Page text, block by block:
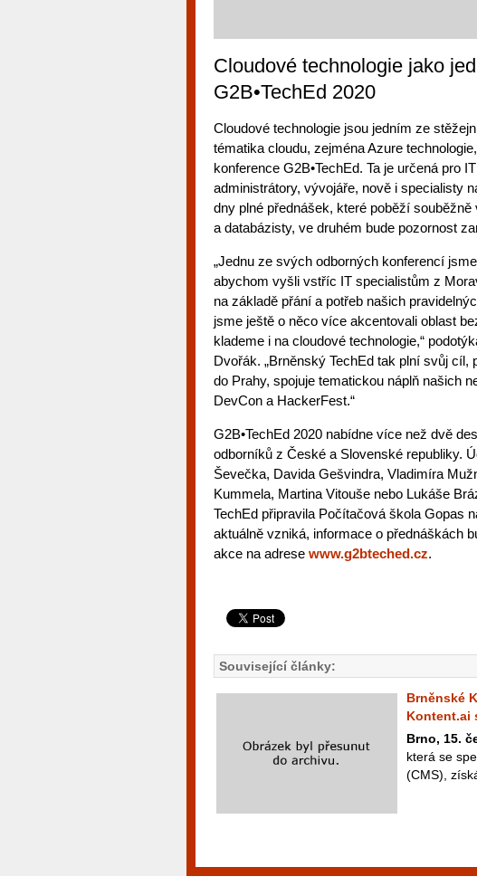
Cloudové technologie jako
G2B•TechEd 2020
Cloudové technologie jsou jedním ze
tématika cloudu, zejména Azure
konference G2B•TechEd. Ta je určená pro
administrátory, vývojáře, nově i specialisty
dny plné přednášek, které poběží
a databázisty, ve druhém bude pozornost
„Jednu ze svých odborných konferencí
abychom vyšli vstříc IT specialistům z
na základě přání a potřeb našich
jsme ještě o něco více akcentovali oblast
klademe i na cloudové technologie,“
Dvořák. „Brněnský TechEd tak plní svůj
do Prahy, spojuje tematickou náplň našich
DevCon a HackerFest.“
G2B•TechEd 2020 nabídne více než dvě
odborníků z České a Slovenské republiky.
Ševečka, Davida Gešvindra, Vladimíra
Kummela, Martina Vitouše nebo Lukáše
TechEd připravila Počítačová škola Gopas
aktuálně vzniká, informace o přednáškách
akce na adrese www.g2bteched.cz.
Související články:
Brněnské
Kontent.ai
Brno, 15.
která se
(CMS),